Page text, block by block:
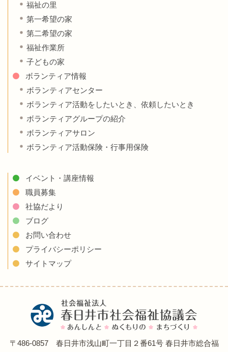
福祉の里
第一希望の家
第二希望の家
福祉作業所
子どもの家
ボランティア情報
ボランティアセンター
ボランティア活動をしたいとき、依頼したいとき
ボランティアグループの紹介
ボランティアサロン
ボランティア活動保険・行事用保険
イベント・講座情報
職員募集
社協だより
ブログ
お問い合わせ
プライバシーポリシー
サイトマップ
〒486-0857 春日井市浅山町一丁目２番61号 春日井市総合福